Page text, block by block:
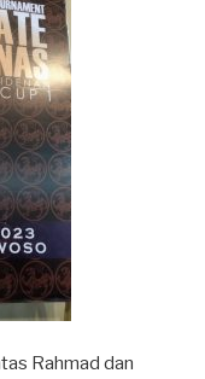
Rahmad dan